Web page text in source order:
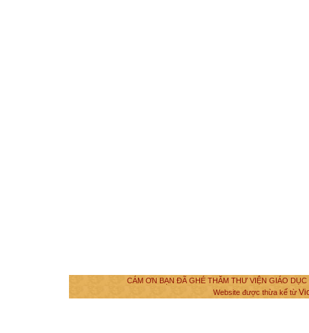
CÁM ƠN BẠN ĐÃ GHÉ THĂM THƯ VIỆN GIÁO
Website được thừa kế từ